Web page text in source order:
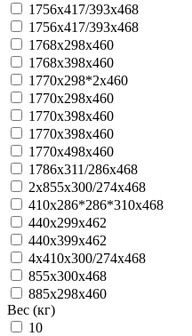
1756x417/393x468
1756x417/393x468
1768x298x460
1768x398x460
1770x298*2x460
1770x298x460
1770x398x460
1770x398x460
1770x498x460
1786x311/286x468
2х855x300/274x468
410x286*286*310x468
440x299x462
440x399x462
4x410x300/274x468
855x300x468
885x298x460
Вес (кг)
10